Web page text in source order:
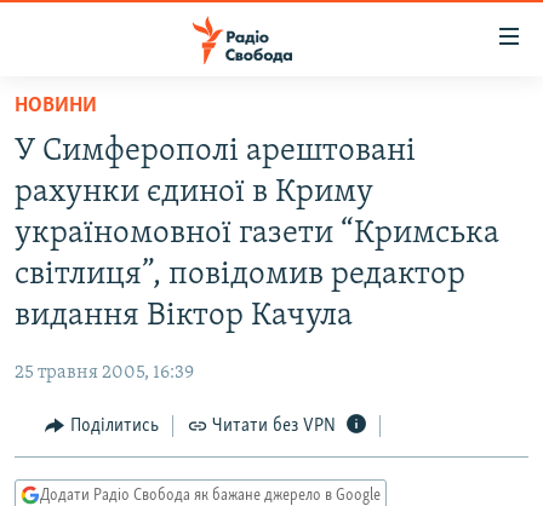
Перейти
основного
матеріалу
Перейти
до
основної
навігації
до
РАДІО СВОБОДА – 70 РОКІВ
ВСЕ ЗА ДОБУ
СТАТТІ
ПОЛІТИКА
СПОРТ
УКРАЇНА
ВІЙНА
РОСІЙСЬКА «ФІЛЬТРАЦІЯ»
КРИМ.РЕАЛІЇ
ТИ ЯК?
СХЕМИ
НОВИНИ
У Симферополі арештовані
рахунки єдиної в Криму
україномовної газети “Кримська
світлиця”, повідомив редактор
видання Віктор Качула
25 травня 2005, 16:39
Поділитись Читати без VPN
Додати Радіо Свобода як бажане джерело в Google